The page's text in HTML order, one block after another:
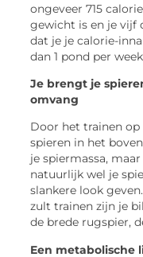
ongeveer 715
gewicht is en je vijf
dat je je calorie-
dan 1 pond per
Je brengt je
omvang
Door het trainen
spieren in het
je spiermassa,
natuurlijk wel je
slankere look
zult trainen zijn je
de brede rugspier,
Een metabolische